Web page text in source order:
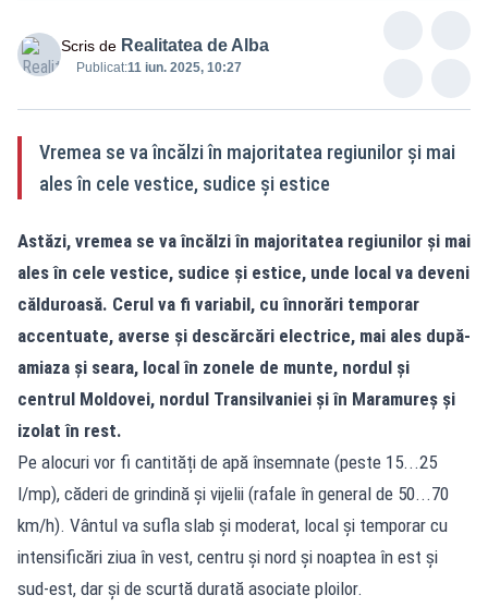
Scris de Realitatea de Alba
Publicat:11 iun. 2025, 10:27
Vremea se va încălzi în majoritatea regiunilor și mai
ales în cele vestice, sudice și estice
Astăzi, vremea se va încălzi în majoritatea regiunilor și mai
ales în cele vestice, sudice și estice, unde local va deveni
călduroasă. Cerul va fi variabil, cu înnorări temporar
accentuate, averse și descărcări electrice, mai ales după-
amiaza și seara, local în zonele de munte, nordul și
centrul Moldovei, nordul Transilvaniei și în Maramureș și
izolat în rest.
Pe alocuri vor fi cantități de apă însemnate (peste 15...25
l/mp), căderi de grindină și vijelii (rafale în general de 50...70
km/h). Vântul va sufla slab și moderat, local și temporar cu
intensificări ziua în vest, centru și nord și noaptea în est și
sud-est, dar și de scurtă durată asociate ploilor.